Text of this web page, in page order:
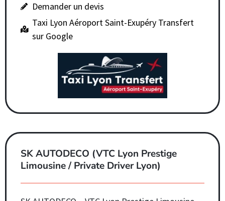
Demander un devis
Taxi Lyon Aéroport Saint-Exupéry Transfert
sur Google
SK AUTODECO (VTC Lyon Prestige
Limousine / Private Driver Lyon)